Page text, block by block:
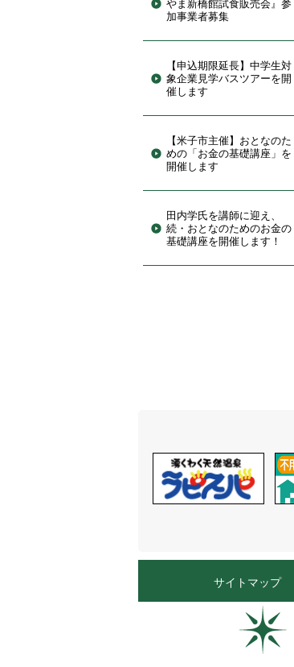
やま新橋館試食販売会』参
加事業者募集
【申込期限延長】中学生対
象企業見学バスツアーを開
催します
【米子市主催】おとなのた
めの「お金の基礎講座」を
開催します
田内学氏を講師に迎え、
続・おとなのためのお金の
基礎講座を開催します！
サイトマップ